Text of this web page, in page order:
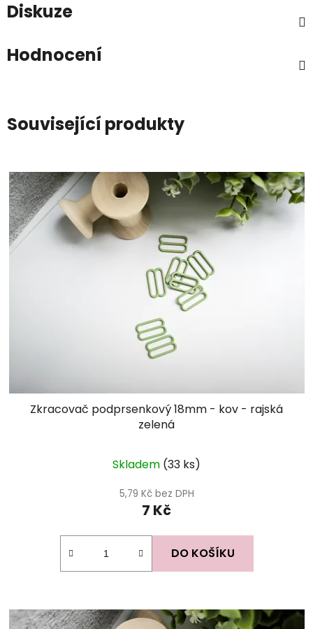
Diskuze
Hodnocení
Související produkty
Zkracovač podprsenkový 18mm - kov - rajská
zelená
Skladem (33 ks)
5,79 Kč bez DPH
7 Kč
DO KOŠÍKU